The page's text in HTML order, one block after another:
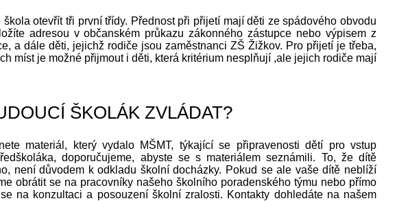
otevřít tři první třídy. Přednost při přijetí mají děti ze spádového obvodu
adresou v občanském průkazu zákonného zástupce nebo výpisem z
a dále děti, jejichž rodiče jsou zaměstnanci ZŠ Žižkov. Pro přijetí je třeba,
míst je možné přijmout i děti, která kritérium nesplňují ,ale jejich rodiče mají
ŠKOLÁK ZVLÁDAT?
materiál, který vydalo MŠMT, týkající se připravenosti dětí pro vstup
doporučujeme, abyste se s materiálem seznámili. To, že dítě
není důvodem k odkladu školní docházky. Pokud se ale vaše dítě neblíží
obrátit se na pracovníky našeho školního poradenského týmu nebo přímo
na konzultaci a posouzení školní zralosti. Kontakty dohledáte na našem